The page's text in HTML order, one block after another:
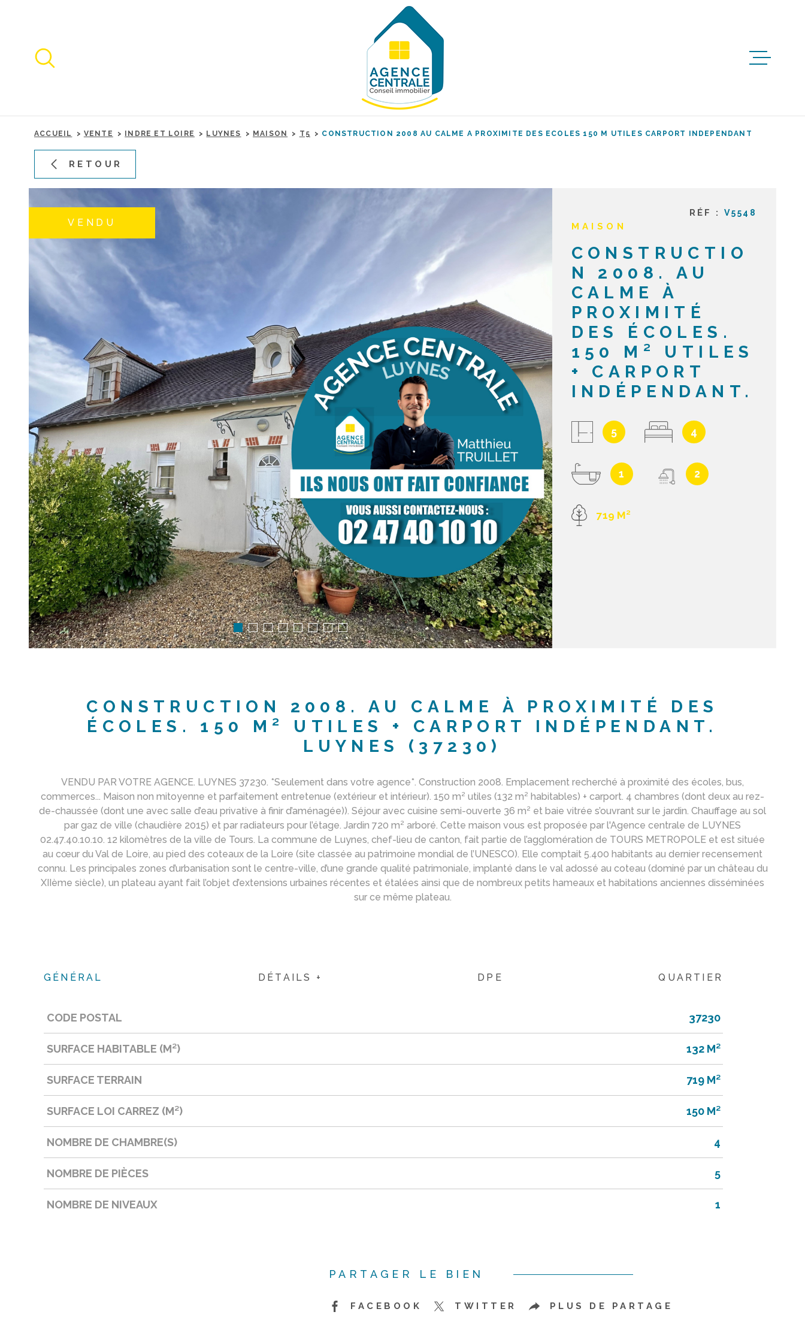
recherche
principal
ACCUEIL
ACHETER
ESTIMER
BIENS
NOTRE
ACCUEIL VENTE INDRE ET LOIRE LUYNES MAISON T5 CONSTRUCTION 2008 AU CALME A PROXIMITE DES ECOLES 150 M UTILES CARPORT INDEPENDANT
RETOUR
VENDU
RÉF : V5548
MAISON
CONSTRUCTIO
N 2008. AU
CALME À
PROXIMITÉ
DES ÉCOLES.
150 M² UTILES
+ CARPORT
INDÉPENDANT.
5 4
1 2
719 M²
CONSTRUCTION 2008. AU CALME À PROXIMITÉ DES
ÉCOLES. 150 M² UTILES + CARPORT INDÉPENDANT.
LUYNES (37230)
VENDU PAR VOTRE AGENCE. LUYNES 37230. *Seulement dans votre agence*. Construction 2008. Emplacement recherché à proximité des écoles, bus,
commerces... Maison non mitoyenne et parfaitement entretenue (extérieur et intérieur). 150 m² utiles (132 m² habitables) + carport. 4 chambres (dont deux au rez-
de-chaussée (dont une avec salle d’eau privative à finir d’aménagée)). Séjour avec cuisine semi-ouverte 36 m² et baie vitrée s’ouvrant sur le jardin. Chauffage au sol
par gaz de ville (chaudière 2015) et par radiateurs pour l’étage. Jardin 720 m² arboré. Cette maison vous est proposée par l'Agence centrale de LUYNES
02.47.40.10.10. 12 kilomètres de la ville de Tours. La commune de Luynes, chef-lieu de canton, fait partie de l’agglomération de TOURS METROPOLE et est située
au cœur du Val de Loire, au pied des coteaux de la Loire (site classée au patrimoine mondial de l’UNESCO). Elle comptait 5.400 habitants au dernier recensement
connu. Les principales zones d’urbanisation sont le centre-ville, d’une grande qualité patrimoniale, implanté dans le val adossé au coteau (dominé par un château du
XIIème siècle), un plateau ayant fait l’objet d’extensions urbaines récentes et étalées ainsi que de nombreux petits hameaux et habitations anciennes disséminées
sur ce même plateau.
GÉNÉRAL DÉTAILS + DPE QUARTIER
Caractérisque Valeurs
CODE POSTAL 37230
SURFACE HABITABLE (M²) 132 M²
SURFACE TERRAIN 719 M²
SURFACE LOI CARREZ (M²) 150 M²
NOMBRE DE CHAMBRE(S) 4
NOMBRE DE PIÈCES 5
NOMBRE DE NIVEAUX 1
PARTAGER LE BIEN
FACEBOOK TWITTER PLUS DE PARTAGE